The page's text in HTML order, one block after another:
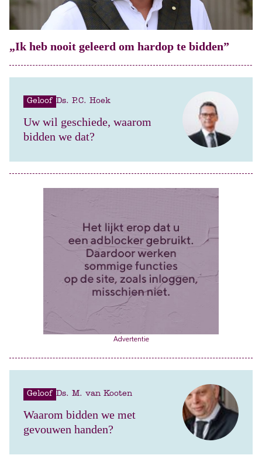
„Ik heb nooit geleerd om hardop te bidden”
Geloof Ds. P.C. Hoek
Uw wil geschiede, waarom
bidden we dat?
Advertentie
Geloof Ds. M. van Kooten
Waarom bidden we met
gevouwen handen?